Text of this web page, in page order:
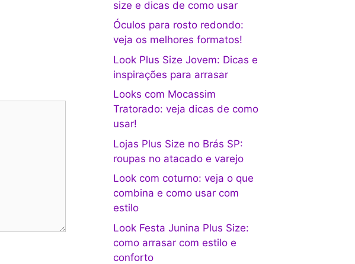
size e dicas de como usar
Óculos para rosto redondo:
veja os melhores formatos!
Look Plus Size Jovem: Dicas e
inspirações para arrasar
Looks com Mocassim
Tratorado: veja dicas de como
usar!
Lojas Plus Size no Brás SP:
roupas no atacado e varejo
Look com coturno: veja o que
combina e como usar com
estilo
Look Festa Junina Plus Size:
como arrasar com estilo e
conforto